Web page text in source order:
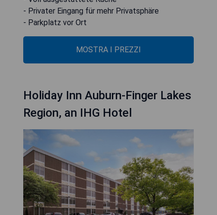
- Privater Eingang für mehr Privatsphäre
- Parkplatz vor Ort
MOSTRA I PREZZI
Holiday Inn Auburn-Finger Lakes
Region, an IHG Hotel